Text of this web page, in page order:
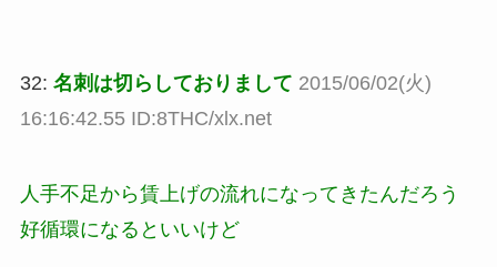
32: 名刺は切らしておりまして 2015/06/02(火)
16:16:42.55 ID:8THC/xlx.net
人手不足から賃上げの流れになってきたんだろう
好循環になるといいけど